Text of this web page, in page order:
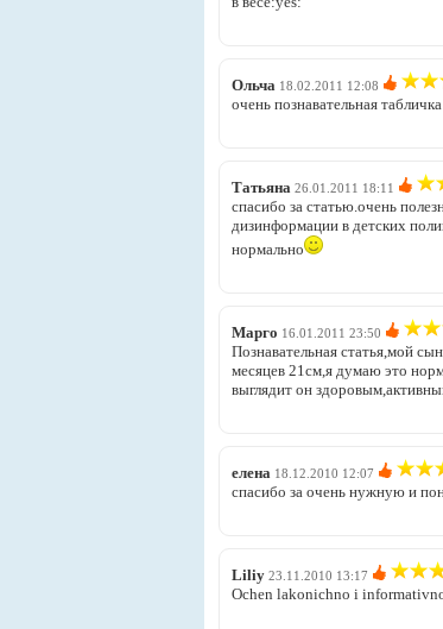
Ольча 18.02.2011 12:08
очень познавательная
Татьяна 26.01.2011 18:11
спасибо за статью.очень
дизинформации в детских
нормально
Марго 16.01.2011 23:50
Познавательная статья,мой
месяцев 21см,я думаю это
выглядит он
елена 18.12.2010 12:07
спасибо за очень нужную и
Liliy 23.11.2010 13:17
Ochen lakonichno i